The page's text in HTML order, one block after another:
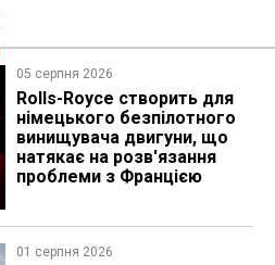
05 серпня 2026
Rolls-Royce створить для
німецького безпілотного
винищувача двигуни, що
натякає на розв'язання
проблеми з Францією
01 серпня 2026